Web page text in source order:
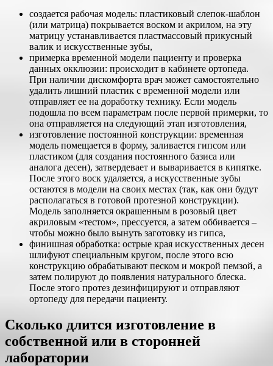
создается рабочая модель: пластиковый слепок-шаблон
(или матрица) покрывается воском и акрилом, на эту
матрицу устанавливается пластмассовый прикусный
валик и искусственные зубы,
примерка временной модели пациенту и проверка
данных окклюзии: происходит в кабинете ортопеда.
При наличии дискомфорта врач может самостоятельно
удалить лишний пластик с временной модели или
отправляет ее на доработку технику. Если модель
подошла по всем параметрам после первой примерки, то
она отправляется на следующий этап изготовления,
изготовление постоянной конструкции: временная
модель помещается в форму, заливается гипсом или
пластиком (для создания постоянного базиса или
аналога десен), затвердевает и вываривается в кипятке.
После этого воск удаляется, а искусственные зубы
остаются в модели на своих местах (так, как они будут
располагаться в готовой протезной конструкции).
Модель заполняется окрашенным в розовый цвет
акриловым «тестом», прессуется, а затем оббивается –
чтобы можно было вынуть заготовку из гипса,
финишная обработка: острые края искусственных десен
шлифуют специальным кругом, после этого всю
конструкцию обрабатывают песком и мокрой пемзой, а
затем полируют до появления натурального блеска.
После этого протез дезинфицируют и отправляют
ортопеду для передачи пациенту.
Сколько длится изготовление в
собственной или в сторонней
лаборатории